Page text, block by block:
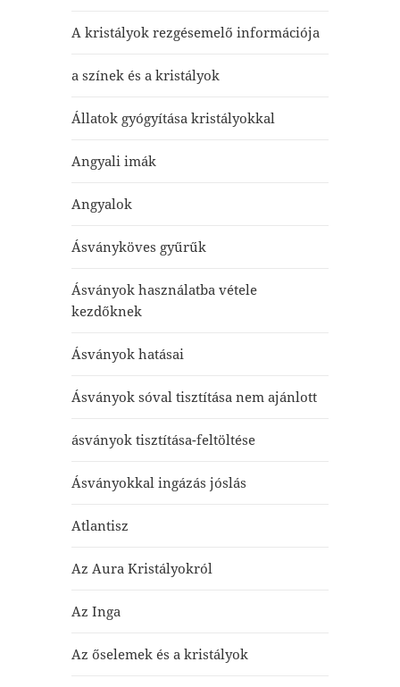
A kristályok rezgésemelő információja
a színek és a kristályok
Állatok gyógyítása kristályokkal
Angyali imák
Angyalok
Ásványköves gyűrűk
Ásványok használatba vétele
kezdőknek
Ásványok hatásai
Ásványok sóval tisztítása nem ajánlott
ásványok tisztítása-feltöltése
Ásványokkal ingázás jóslás
Atlantisz
Az Aura Kristályokról
Az Inga
Az őselemek és a kristályok